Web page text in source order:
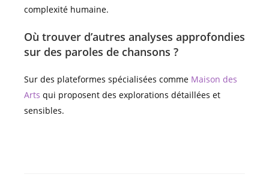
complexité humaine.
Où trouver d’autres analyses approfondies
sur des paroles de chansons ?
Sur des plateformes spécialisées comme Maison des
Arts qui proposent des explorations détaillées et
sensibles.